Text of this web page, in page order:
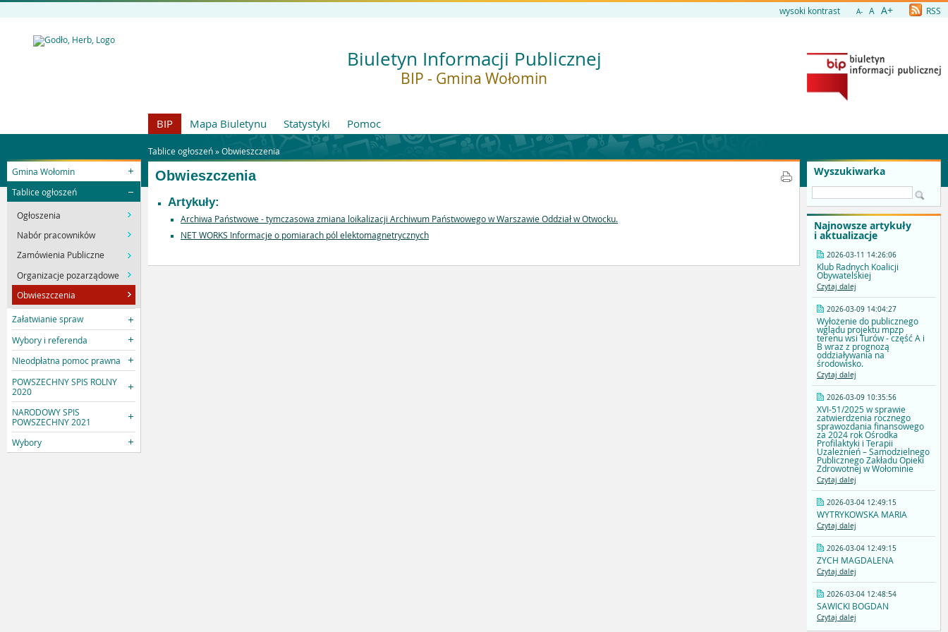
wysoki kontrast A- A A+ RSS
Biuletyn Informacji Publicznej
BIP - Gmina Wołomin
BIP Mapa Biuletynu Statystyki Pomoc
Tablice ogłoszeń »Obwieszczenia
Gmina Wołomin
Tablice ogłoszeń
Ogłoszenia
Nabór pracowników
Zamówienia Publiczne
Organizacje pozarządowe
Obwieszczenia
Załatwianie spraw
Wybory i referenda
NIeodpłatna pomoc prawna
POWSZECHNY SPIS ROLNY
2020
NARODOWY SPIS
POWSZECHNY 2021
Wybory
Wyszukiwarka
Najnowsze artykuły
i aktualizacje
2026-03-11 14:26:06
Klub Radnych Koalicji
Obywatelskiej
Czytaj dalej
2026-03-09 14:04:27
Wyłożenie do publicznego
wglądu projektu mpzp
terenu wsi Turów - część A i
B wraz z prognozą
oddziaływania na
środowisko.
Czytaj dalej
2026-03-09 10:35:56
XVI-51/2025 w sprawie
zatwierdzenia rocznego
sprawozdania finansowego
za 2024 rok Ośrodka
Profilaktyki i Terapii
Uzależnień – Samodzielnego
Publicznego Zakładu Opieki
Zdrowotnej w Wołominie
Czytaj dalej
2026-03-04 12:49:15
WYTRYKOWSKA MARIA
Czytaj dalej
2026-03-04 12:49:15
ZYCH MAGDALENA
Czytaj dalej
2026-03-04 12:48:54
SAWICKI BOGDAN
Czytaj dalej
Obwieszczenia
Artykuły:
Archiwa Państwowe - tymczasowa zmiana loikalizacji Archiwum Państwowego w Warszawie Oddział w Otwocku.
NET WORKS Informacje o pomiarach pól elektomagnetrycznych